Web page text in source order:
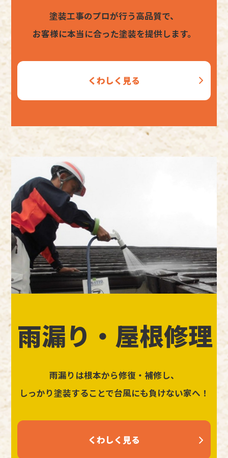
塗装工事のプロが行う高品質で、
お客様に本当に合った塗装を提供します。
くわしく見る
雨漏り・屋根修理
雨漏りは根本から修復・補修し、
しっかり塗装することで台風にも負けない家へ！
くわしく見る